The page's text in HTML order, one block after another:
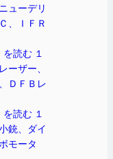
ューデリ
、ＩＦＲ
を読む １
ーザー、
ＤＦＢレ
を読む １
銃、ダイ
モータ